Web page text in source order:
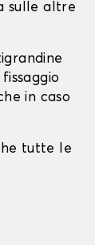
sulle altre
in caso
tutte le